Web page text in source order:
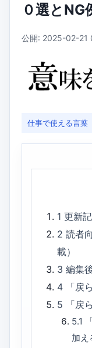
０選とNG
公開: 2025-02-21
仕事で使える言葉
1更新
2読者
載）
3編集
4
「戻
5
「戻
5.1
加え